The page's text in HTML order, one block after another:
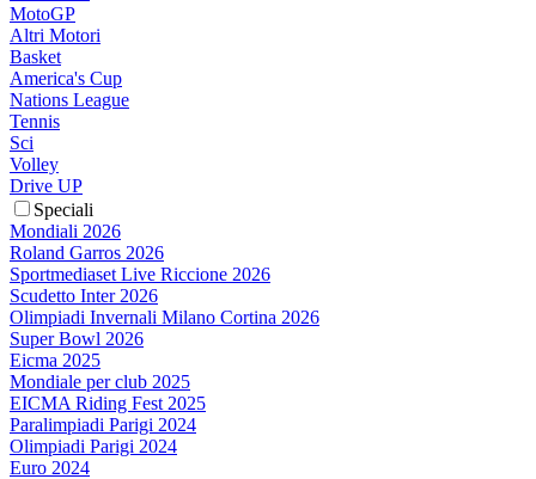
MotoGP
Altri Motori
Basket
America's Cup
Nations League
Tennis
Sci
Volley
Drive UP
Speciali
Mondiali 2026
Roland Garros 2026
Sportmediaset Live Riccione 2026
Scudetto Inter 2026
Olimpiadi Invernali Milano Cortina 2026
Super Bowl 2026
Eicma 2025
Mondiale per club 2025
EICMA Riding Fest 2025
Paralimpiadi Parigi 2024
Olimpiadi Parigi 2024
Euro 2024